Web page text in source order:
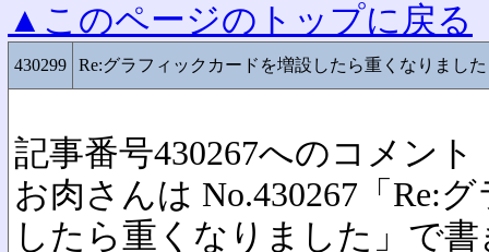
▲このページのトップに戻る
430299 Re:グラフィックカードを増設したら重くなりました
記事番号430267へのコメント
お肉さんは No.430267「Re:
したら重くなりました」で